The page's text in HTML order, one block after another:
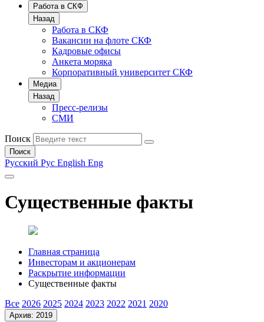
Работа в СКФ
Назад
Работа в СКФ
Вакансии на флоте СКФ
Кадровые офисы
Анкета моряка
Корпоративный университет СКФ
Медиа
Назад
Пресс-релизы
СМИ
Поиск
Поиск
Русский Рус English Eng
Существенные факты
Главная страница
Инвесторам и акционерам
Раскрытие информации
Существенные факты
Все 2026 2025 2024 2023 2022 2021 2020
Архив: 2019